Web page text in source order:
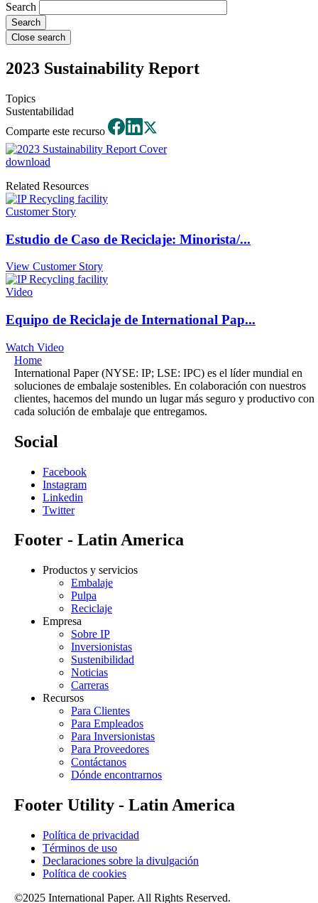
Search
Close search
2023 Sustainability Report
Topics
Sustentabilidad
Comparte este recurso
download
Related Resources
Customer Story
Estudio de Caso de Reciclaje: Minorista/...
View Customer Story
Video
Equipo de Reciclaje de International Pap...
Watch Video
Home
International Paper (NYSE: IP; LSE: IPC) es el líder mundial en
soluciones de embalaje sostenibles. En colaboración con nuestros
clientes, hacemos del mundo un lugar más seguro y productivo con
cada solución de embalaje que entregamos.
Social
Facebook
Instagram
Linkedin
Twitter
Footer - Latin America
Productos y servicios
Embalaje
Pulpa
Reciclaje
Empresa
Sobre IP
Inversionistas
Sustenibilidad
Noticias
Carreras
Recursos
Para Clientes
Para Empleados
Para Inversionistas
Para Proveedores
Contáctanos
Dónde encontrarnos
Footer Utility - Latin America
Política de privacidad
Términos de uso
Declaraciones sobre la divulgación
Política de cookies
©2025 International Paper. All Rights Reserved.